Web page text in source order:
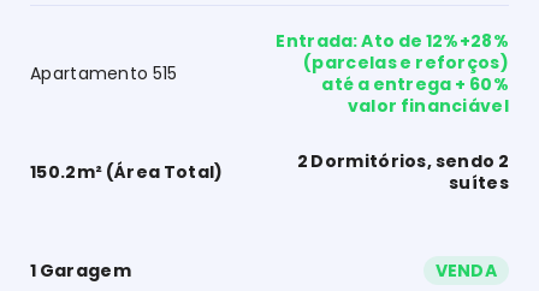
Apartamento 515
150.2m² (Área Total)
2 Dormitórios, sendo 2
suítes
1 Garagem
Entrada: Ato de 12%+28%
(parcelas e reforços)
até a entrega + 60%
valor financiável
VENDA